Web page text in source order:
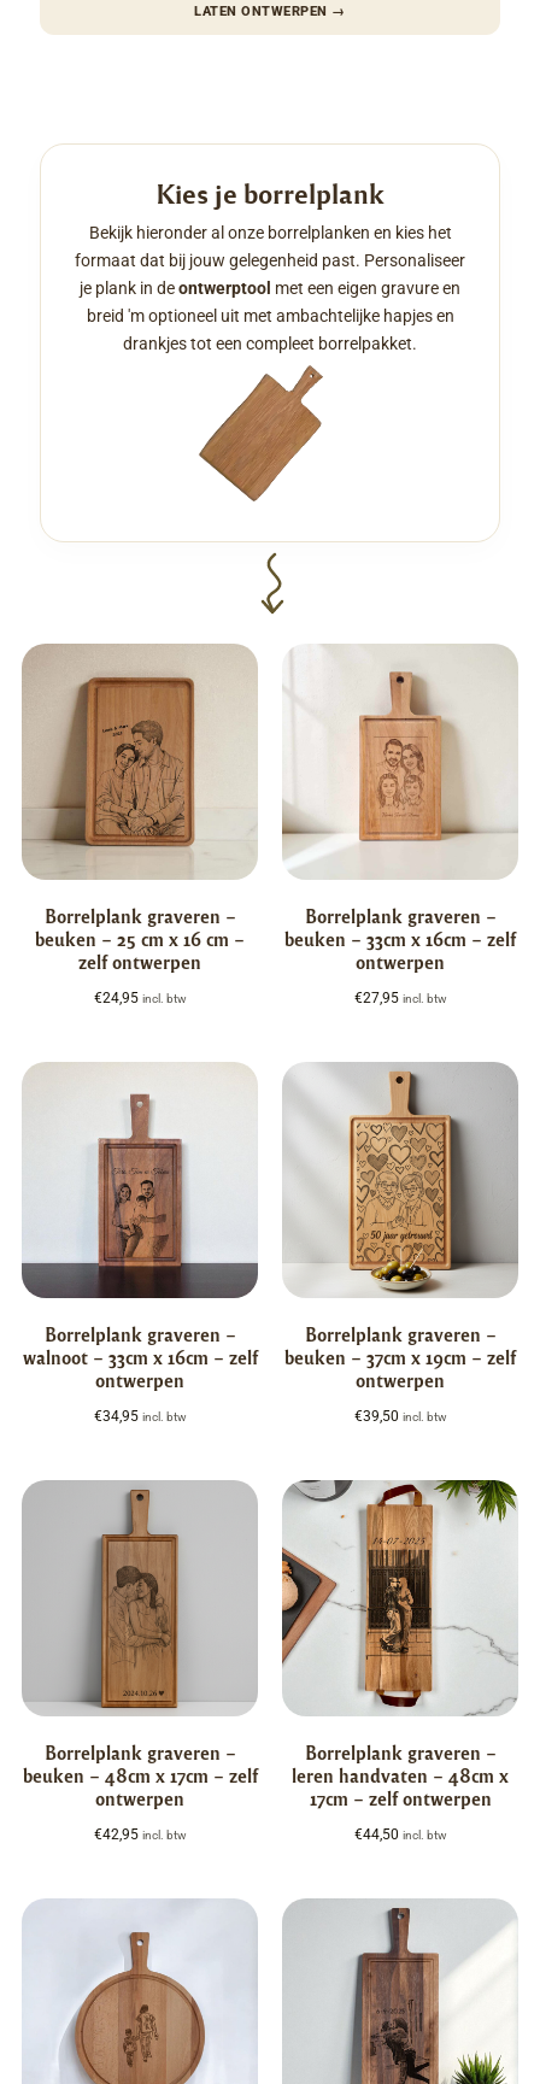
LATEN ONTWERPEN →
Kies je borrelplank
Bekijk hieronder al onze borrelplanken en kies het
formaat dat bij jouw gelegenheid past. Personaliseer
je plank in deontwerptool met een eigen gravure en
breid 'm optioneel uit met ambachtelijke hapjes en
drankjes tot een compleet borrelpakket.
Borrelplank graveren –
beuken – 25 cm x 16 cm –
zelf ontwerpen
€24,95 incl. btw
Borrelplank graveren –
beuken – 33cm x 16cm – zelf
ontwerpen
€27,95 incl. btw
Borrelplank graveren –
walnoot – 33cm x 16cm – zelf
ontwerpen
€34,95 incl. btw
Borrelplank graveren –
beuken – 37cm x 19cm – zelf
ontwerpen
€39,50 incl. btw
Borrelplank graveren –
beuken – 48cm x 17cm – zelf
ontwerpen
€42,95 incl. btw
Borrelplank graveren –
leren handvaten – 48cm x
17cm – zelf ontwerpen
€44,50 incl. btw